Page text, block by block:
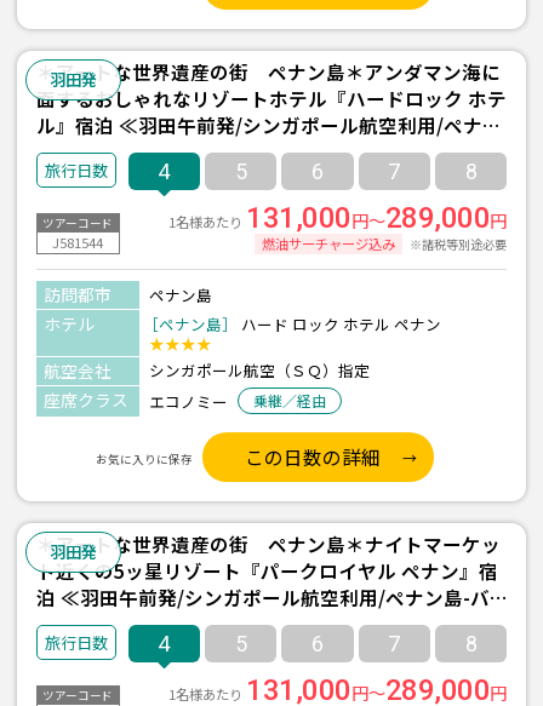
羽田発
＊アートな世界遺産の街 ペナン島＊アンダマン海に
面するおしゃれなリゾートホテル『ハードロック ホテ
ル』宿泊 ≪羽田午前発/シンガポール航空利用/ペナン
島-バトゥフェリンギ- 2泊4日間/朝食付き≫
4 5 6 7 8
ツアーコード
J581544
1名様あたり 131,000円～289,000円
燃油サーチャージ込み ※諸税等別途必要
訪問都市 ペナン島
ホテル ［ペナン島］
ハード ロック ホテル ペナン
★★★★
航空会社 シンガポール航空（ＳＱ）指定
座席クラス エコノミー 乗継／経由
お気に入りに保存 この日数の詳細
羽田発
＊アートな世界遺産の街 ペナン島＊ナイトマーケッ
ト近くの5ッ星リゾート『パークロイヤル ペナン』宿
泊 ≪羽田午前発/シンガポール航空利用/ペナン島-バ
トゥフェリンギ- 2泊4日間/朝食付き≫
4 5 6 7 8
ツアーコード 1名様あたり 131,000円～289,000円